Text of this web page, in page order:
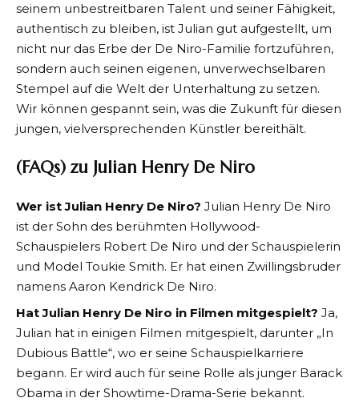
seinem unbestreitbaren Talent und seiner Fähigkeit,
authentisch zu bleiben, ist Julian gut aufgestellt, um
nicht nur das Erbe der De Niro-Familie fortzuführen,
sondern auch seinen eigenen, unverwechselbaren
Stempel auf die Welt der Unterhaltung zu setzen.
Wir können gespannt sein, was die Zukunft für diesen
jungen, vielversprechenden Künstler bereithält.
(FAQs) zu Julian Henry De Niro
Wer ist Julian Henry De Niro? Julian Henry De Niro
ist der Sohn des berühmten Hollywood-
Schauspielers Robert De Niro und der Schauspielerin
und Model Toukie Smith. Er hat einen Zwillingsbruder
namens Aaron Kendrick De Niro.
Hat Julian Henry De Niro in Filmen mitgespielt? Ja,
Julian hat in einigen Filmen mitgespielt, darunter „In
Dubious Battle“, wo er seine Schauspielkarriere
begann. Er wird auch für seine Rolle als junger Barack
Obama in der Showtime-Drama-Serie bekannt.